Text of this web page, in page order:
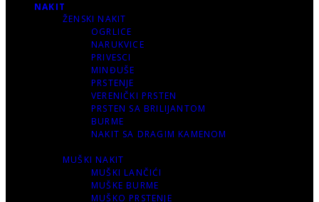
NAKIT
ŽENSKI NAKIT
OGRLICE
NARUKVICE
PRIVESCI
MINĐUŠE
PRSTENJE
VERENIČKI PRSTEN
PRSTEN SA BRILIJANTOM
BURME
NAKIT SA DRAGIM KAMENOM
MUŠKI NAKIT
MUŠKI LANČIĆI
MUŠKE BURME
MUŠKO PRSTENJE